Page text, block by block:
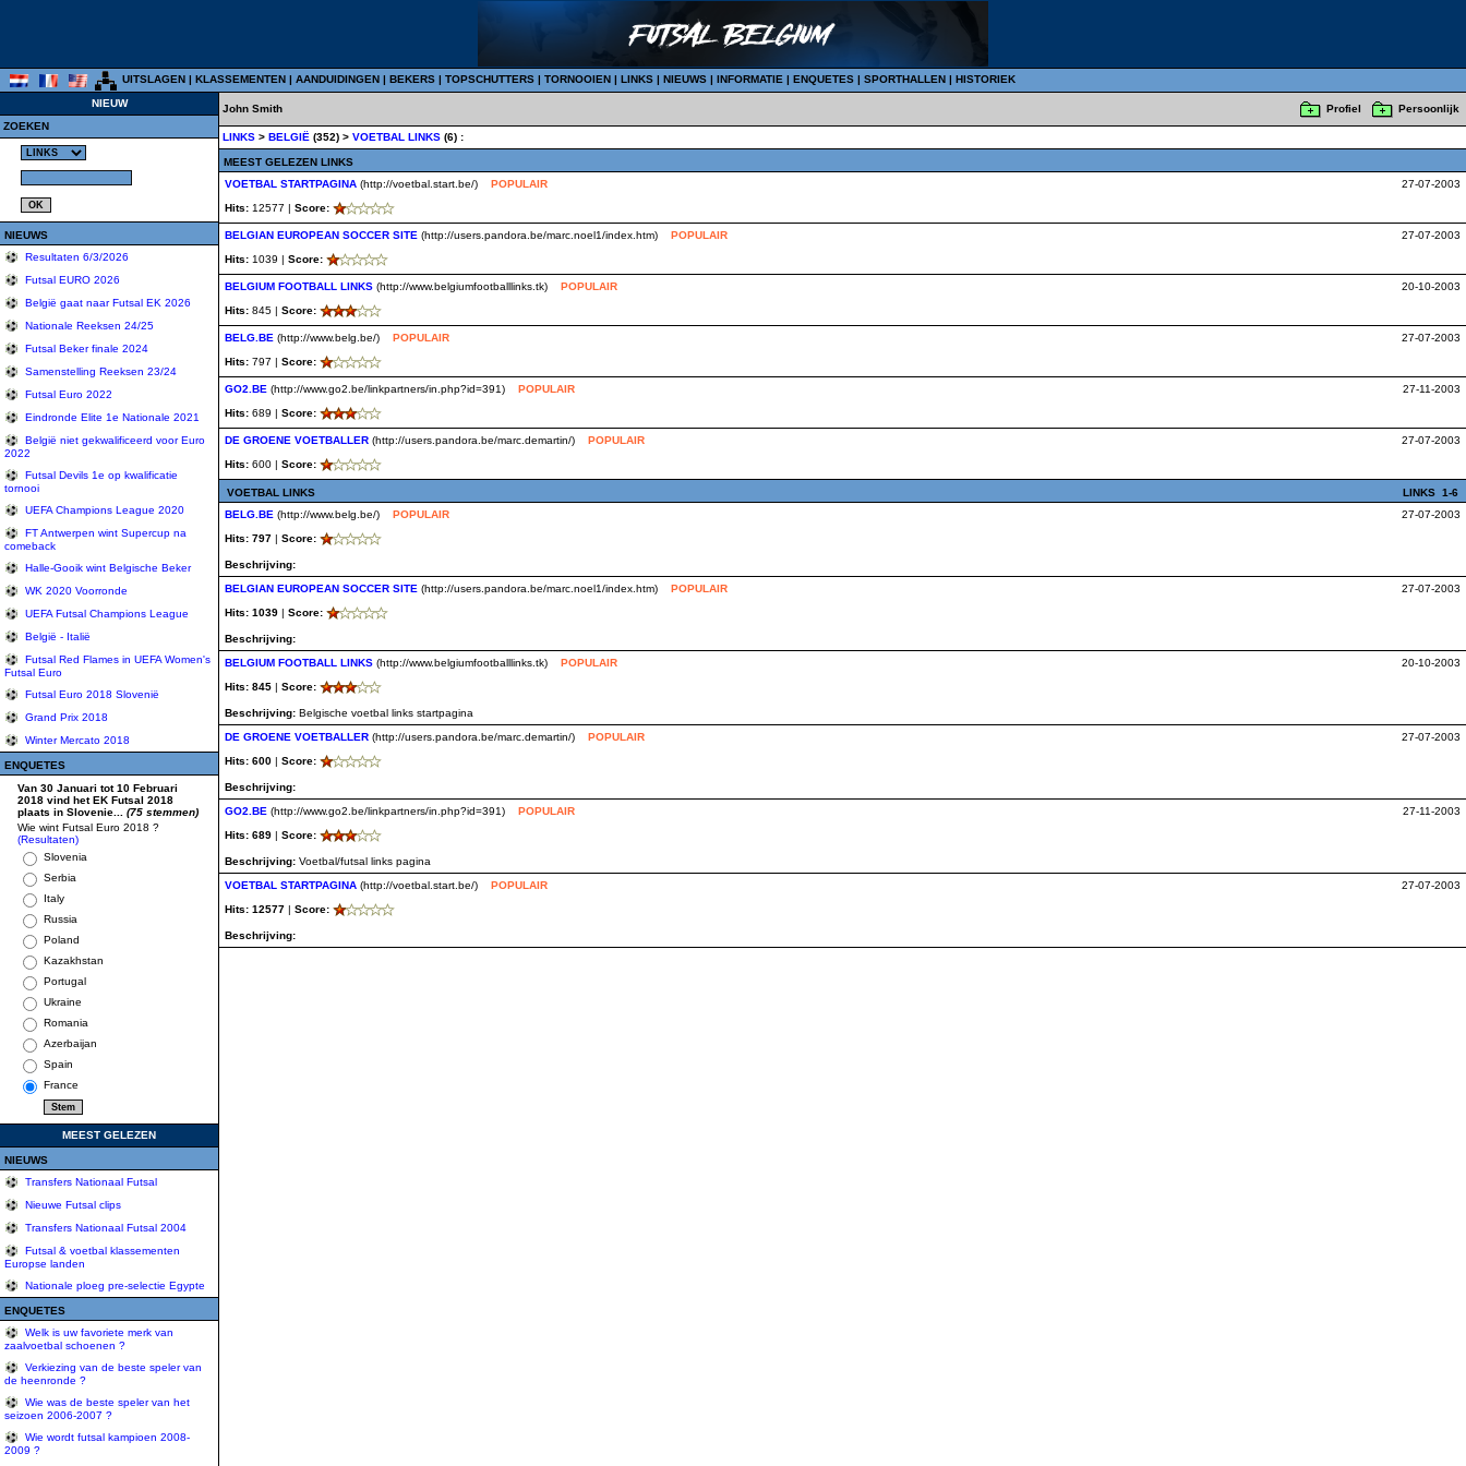
UITSLAGEN | KLASSEMENTEN | AANDUIDINGEN | BEKERS | TOPSCHUTTERS | TORNOOIEN | LINKS | NIEUWS | INFORMATIE | ENQUETES | SPORTHALLEN | HISTORIEK
NIEUW
ZOEKEN
NIEUWS
Resultaten 6/3/2026
Futsal EURO 2026
België gaat naar Futsal EK 2026
Nationale Reeksen 24/25
Futsal Beker finale 2024
Samenstelling Reeksen 23/24
Futsal Euro 2022
Eindronde Elite 1e Nationale 2021
België niet gekwalificeerd voor Euro
2022
Futsal Devils 1e op kwalificatie
tornooi
UEFA Champions League 2020
FT Antwerpen wint Supercup na
comeback
Halle-Gooik wint Belgische Beker
WK 2020 Voorronde
UEFA Futsal Champions League
België - Italië
Futsal Red Flames in UEFA Women's
Futsal Euro
Futsal Euro 2018 Slovenië
Grand Prix 2018
Winter Mercato 2018
ENQUETES
Van 30 Januari tot 10 Februari
2018 vind het EK Futsal 2018
plaats in Slovenie... (75 stemmen)
Wie wint Futsal Euro 2018 ?
(Resultaten)
Slovenia
Serbia
Italy
Russia
Poland
Kazakhstan
Portugal
Ukraine
Romania
Azerbaijan
Spain
France
MEEST GELEZEN
NIEUWS
Transfers Nationaal Futsal
Nieuwe Futsal clips
Transfers Nationaal Futsal 2004
Futsal & voetbal klassementen
Europse landen
Nationale ploeg pre-selectie Egypte
ENQUETES
Welk is uw favoriete merk van
zaalvoetbal schoenen ?
Verkiezing van de beste speler van
de heenronde ?
Wie was de beste speler van het
seizoen 2006-2007 ?
Wie wordt futsal kampioen 2008-
2009 ?
John Smith Profiel Persoonlijk
LINKS > BELGIË (352) > VOETBAL LINKS (6) :
MEEST GELEZEN LINKS
VOETBAL STARTPAGINA (http://voetbal.start.be/) POPULAIR
27-07-2003
Hits: 12577 | Score:
BELGIAN EUROPEAN SOCCER SITE (http://users.pandora.be/marc.noel1/index.htm) POPULAIR
27-07-2003
Hits: 1039 | Score:
BELGIUM FOOTBALL LINKS (http://www.belgiumfootballlinks.tk) POPULAIR
20-10-2003
Hits: 845 | Score:
BELG.BE (http://www.belg.be/) POPULAIR
27-07-2003
Hits: 797 | Score:
GO2.BE (http://www.go2.be/linkpartners/in.php?id=391) POPULAIR
27-11-2003
Hits: 689 | Score:
DE GROENE VOETBALLER (http://users.pandora.be/marc.demartin/) POPULAIR
27-07-2003
Hits: 600 | Score:
VOETBAL LINKS LINKS 1-6
BELG.BE (http://www.belg.be/) POPULAIR
27-07-2003
Hits: 797 | Score:
Beschrijving:
BELGIAN EUROPEAN SOCCER SITE (http://users.pandora.be/marc.noel1/index.htm) POPULAIR
27-07-2003
Hits: 1039 | Score:
Beschrijving:
BELGIUM FOOTBALL LINKS (http://www.belgiumfootballlinks.tk) POPULAIR
20-10-2003
Hits: 845 | Score:
Beschrijving: Belgische voetbal links startpagina
DE GROENE VOETBALLER (http://users.pandora.be/marc.demartin/) POPULAIR
27-07-2003
Hits: 600 | Score:
Beschrijving:
GO2.BE (http://www.go2.be/linkpartners/in.php?id=391) POPULAIR
27-11-2003
Hits: 689 | Score:
Beschrijving: Voetbal/futsal links pagina
VOETBAL STARTPAGINA (http://voetbal.start.be/) POPULAIR
27-07-2003
Hits: 12577 | Score:
Beschrijving: